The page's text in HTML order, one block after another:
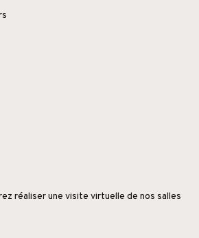
réaliser une visite virtuelle de nos salles